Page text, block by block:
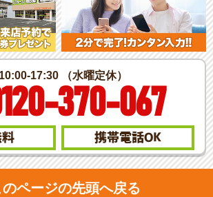
17:30 （水曜定休）
370-067
携帯電話OK
のページの先頭へ戻る